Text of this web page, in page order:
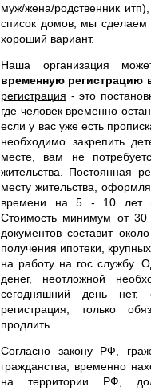
муж/жена/родственник
список домов, мы сделаем
хороший вариант.
Наша организация
временную регистрацию
регистрация - это
где человек временно
если у вас уже есть
необходимо закрепить
месте, вам не
жительства. Постоянная
месту жительства,
времени на 5 - 10 лет
Стоимость минимум от
документов составит
получения ипотеки,
на работу на гос службу.
денег, неотложной
сегодняшний день
регистрация, только
продлить.
Согласно закону РФ,
гражданства, временно
на территории РФ,